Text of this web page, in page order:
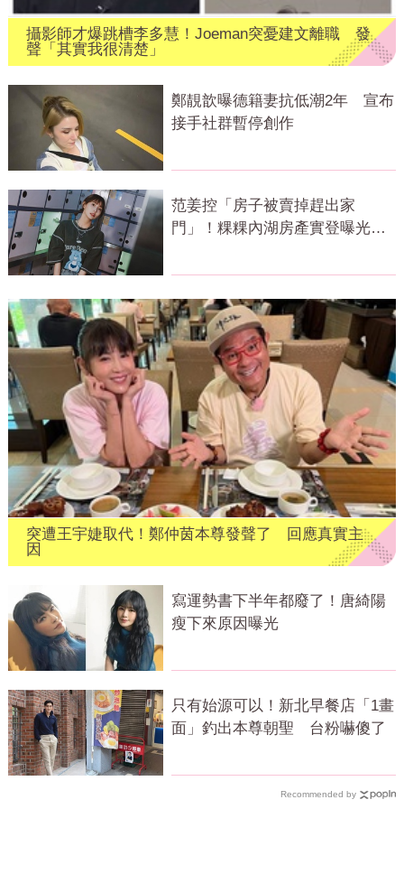
攝影師才爆跳槽李多慧！Joeman突憂建文離職 發
聲「其實我很清楚」
鄭靚歆曝德籍妻抗低潮2年 宣布
接手社群暫停創作
范姜控「房子被賣掉趕出家
門」！粿粿內湖房產實登曝光 3
突遭王宇婕取代！鄭仲茵本尊發聲了 回應真實主
因
寫運勢書下半年都廢了！唐綺陽
瘦下來原因曝光
只有始源可以！新北早餐店「1畫
面」釣出本尊朝聖 台粉嚇傻了
Recommended by